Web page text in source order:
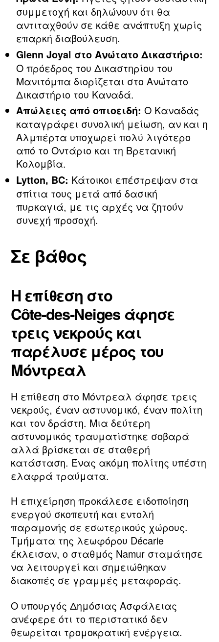
συμμετοχή και δηλώνουν ότι θα
αντιταχθούν σε κάθε ανάπτυξη χωρίς
επαρκή διαβούλευση.
Glenn Joyal στο Ανώτατο Δικαστήριο:
Ο πρόεδρος του Δικαστηρίου του
Μανιτόμπα διορίζεται στο Ανώτατο
Δικαστήριο του Καναδά.
Απώλειες από οπιοειδή: Ο Καναδάς
καταγράφει συνολική μείωση, αν και η
Αλμπέρτα υποχωρεί πολύ λιγότερο
από το Οντάριο και τη Βρετανική
Κολομβία.
Lytton, BC: Κάτοικοι επέστρεψαν στα
σπίτια τους μετά από δασική
πυρκαγιά, με τις αρχές να ζητούν
συνεχή προσοχή.
Σε βάθος
Η επίθεση στο
Côte‑des‑Neiges άφησε
τρεις νεκρούς και
παρέλυσε μέρος του
Μόντρεαλ
Η επίθεση στο Μόντρεαλ άφησε τρεις
νεκρούς, έναν αστυνομικό, έναν πολίτη
και τον δράστη. Μια δεύτερη
αστυνομικός τραυματίστηκε σοβαρά
αλλά βρίσκεται σε σταθερή
κατάσταση. Ένας ακόμη πολίτης υπέστη
ελαφρά τραύματα.
Η επιχείρηση προκάλεσε ειδοποίηση
ενεργού σκοπευτή και εντολή
παραμονής σε εσωτερικούς χώρους.
Τμήματα της λεωφόρου Décarie
έκλεισαν, ο σταθμός Namur σταμάτησε
να λειτουργεί και σημειώθηκαν
διακοπές σε γραμμές μεταφοράς.
Ο υπουργός Δημόσιας Ασφάλειας
ανέφερε ότι το περιστατικό δεν
θεωρείται τρομοκρατική ενέργεια.